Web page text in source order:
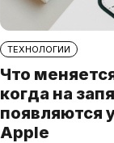
ТЕХНОЛОГИИ
Что
когда на
появляются
Apple